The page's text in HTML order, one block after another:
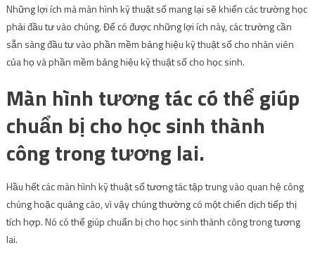
Những lợi ích mà màn hình kỹ thuật số mang lại sẽ khiến các trường học
phải đầu tư vào chúng. Để có được những lợi ích này, các trường cần
sẵn sàng đầu tư vào phần mềm bảng hiệu kỹ thuật số cho nhân viên
của họ và phần mềm bảng hiệu kỹ thuật số cho học sinh.
Màn hình tương tác có thể giúp
chuẩn bị cho học sinh thành
công trong tương lai.
Hầu hết các màn hình kỹ thuật số tương tác tập trung vào quan hệ công
chúng hoặc quảng cáo, vì vậy chúng thường có một chiến dịch tiếp thị
tích hợp. Nó có thể giúp chuẩn bị cho học sinh thành công trong tương
lai.